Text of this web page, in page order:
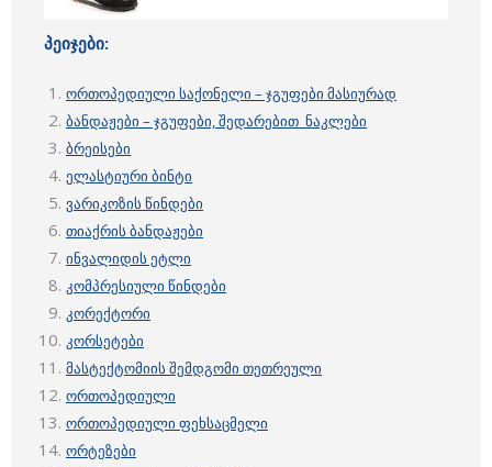
პეიჯები:
ორთოპედიული საქონელი – ჯგუფები მასიურად
ბანდაჟები – ჯგუფები, შედარებით ნაკლები
ბრეისები
ელასტიური ბინტი
ვარიკოზის წინდები
თიაქრის ბანდაჟები
ინვალიდის ეტლი
კომპრესიული წინდები
კორექტორი
კორსეტები
მასტექტომიის შემდგომი თეთრეული
ორთოპედიული
ორთოპედიული ფეხსაცმელი
ორტეზები